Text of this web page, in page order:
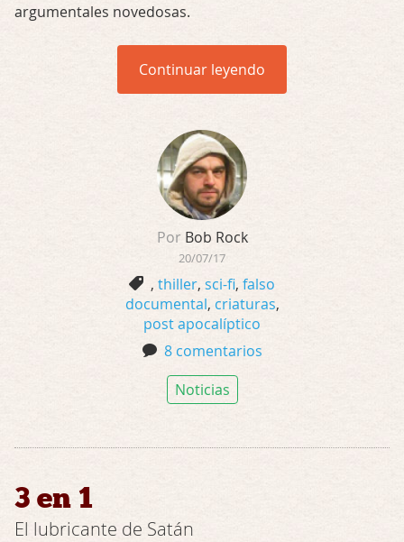
argumentales novedosas.
Continuar leyendo
PorBob Rock
20/07/17
, thiller, sci-fi, falso
documental, criaturas,
post apocalíptico
8 comentarios
Noticias
3 en 1
El lubricante de Satán